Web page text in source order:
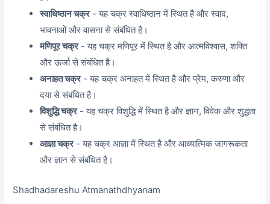
स्वाधिष्ठान चक्र- यह चक्र स्वाधिष्ठान में स्थित है और स्वाद,
भावनाओं और वासना से संबंधित है।
मणिपूर चक्र- यह चक्र मणिपूर में स्थित है और आत्मविश्वास, शक्ति
और ऊर्जा से संबंधित है।
अनाहत चक्र- यह चक्र अनाहत में स्थित है और प्रेम, करुणा और
दया से संबंधित है।
विशुद्धि चक्र- यह चक्र विशुद्धि में स्थित है और ज्ञान, विवेक और शुद्धता
से संबंधित है।
आज्ञा चक्र- यह चक्र आज्ञा में स्थित है और आध्यात्मिक जागरूकता
और ज्ञान से संबंधित है।
Shadhadareshu Atmanathdhyanam